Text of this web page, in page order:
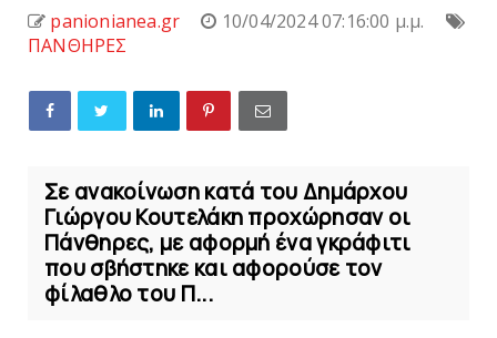
panionianea.gr
10/04/2024 07:16:00 μ.μ.
ΠΑΝΘΗΡΕΣ
Σε ανακοίνωση κατά του Δημάρχου
Γιώργου Κουτελάκη προχώρησαν οι
Πάνθηρες, με αφορμή ένα γκράφιτι
που σβήστηκε και αφορούσε τον
φίλαθλο του Π...